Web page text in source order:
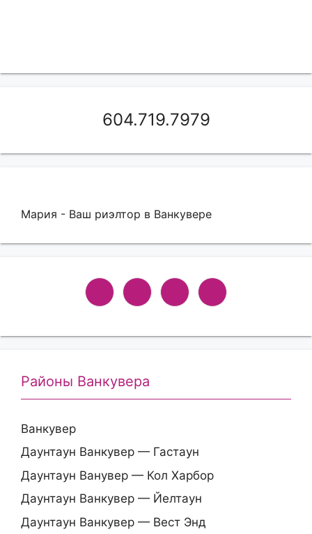
604.719.7979
Мария - Ваш риэлтор в Ванкувере
Районы Ванкувера
Ванкувер
Даунтаун Ванкувер — Гастаун
Даунтаун Ванувер — Кол Харбор
Даунтаун Ванкувер — Йелтаун
Даунтаун Ванкувер — Вест Энд